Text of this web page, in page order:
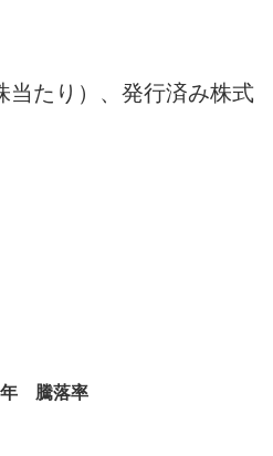
当たり）、発行済み株式
騰落率